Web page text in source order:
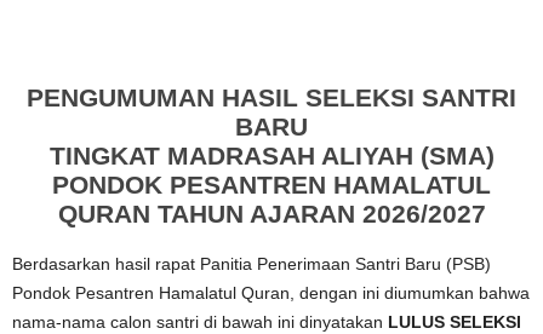
PENGUMUMAN HASIL SELEKSI SANTRI
BARU
TINGKAT MADRASAH ALIYAH (SMA)
PONDOK PESANTREN HAMALATUL
QURAN TAHUN AJARAN 2026/2027
Berdasarkan hasil rapat Panitia Penerimaan Santri Baru (PSB)
Pondok Pesantren Hamalatul Quran, dengan ini diumumkan bahwa
nama-nama calon santri di bawah ini dinyatakan LULUS SELEKSI